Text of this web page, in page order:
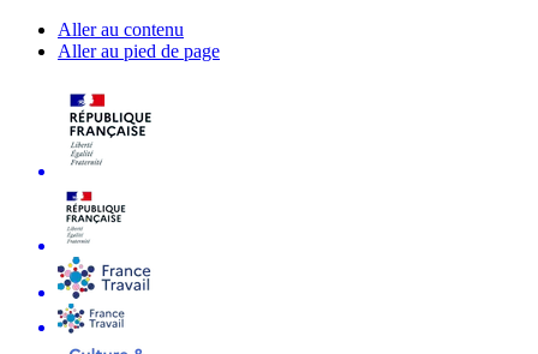
Aller au contenu
Aller au pied de page